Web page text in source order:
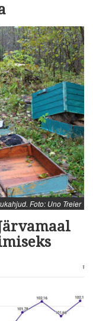
Foto: Uno Treier